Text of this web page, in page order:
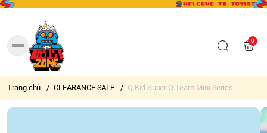
0
Trang chủ / CLEARANCE SALE / Q.Kid Super Q.Team Mini Series